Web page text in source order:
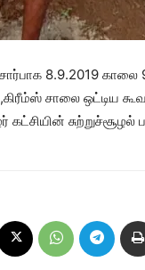
8.9.2019
சாலை ஒட்டிய
சுற்றுச்சூழல்